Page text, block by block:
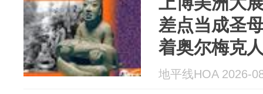
差点当成圣
着奥尔梅克
地平线HOA 2026-